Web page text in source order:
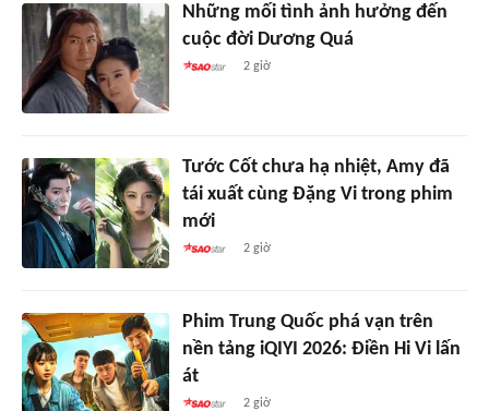
Những mối tình ảnh hưởng đến
cuộc đời Dương Quá
2 giờ
Tước Cốt chưa hạ nhiệt, Amy đã
tái xuất cùng Đặng Vi trong phim
mới
2 giờ
Phim Trung Quốc phá vạn trên
nền tảng iQIYI 2026: Điền Hi Vi lấn
át
2 giờ